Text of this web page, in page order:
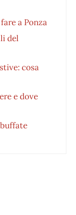
a Ponza
del
cosa
e dove